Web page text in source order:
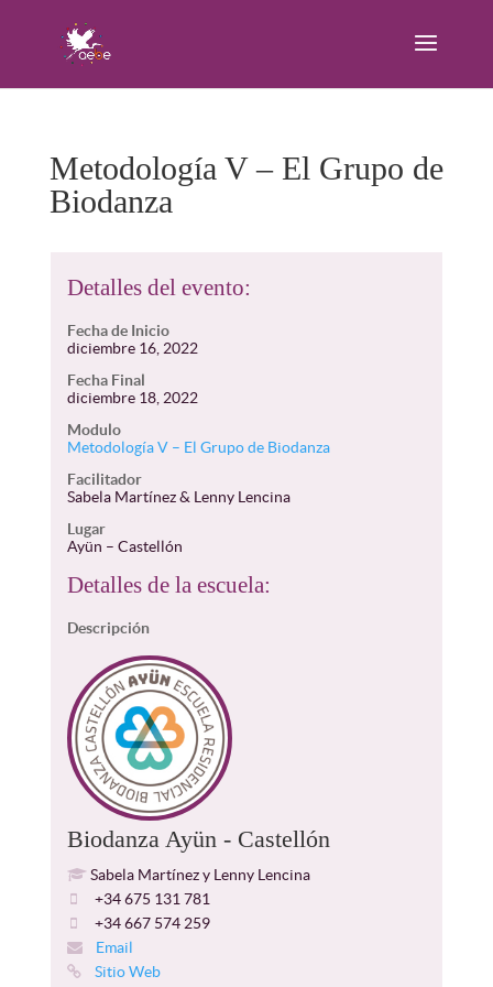
Metodología V – El Grupo de
Biodanza
Detalles del evento:
Fecha de Inicio
diciembre 16, 2022
Fecha Final
diciembre 18, 2022
Modulo
Metodología V – El Grupo de Biodanza
Facilitador
Sabela Martínez & Lenny Lencina
Lugar
Ayün – Castellón
Detalles de la escuela:
Descripción
Biodanza Ayün - Castellón
Sabela Martínez y Lenny Lencina
+34 675 131 781
+34 667 574 259
Email
Sitio Web